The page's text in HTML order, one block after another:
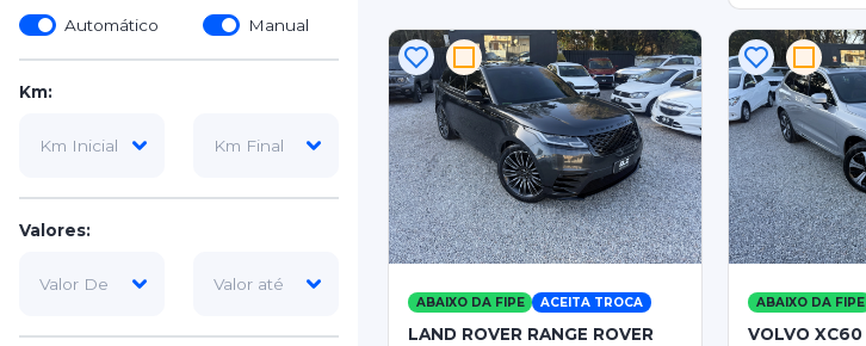
Automático
Manual
Km:
Valores:
ABAIXO DA FIPE ACEITA TROCA
LAND ROVER RANGE ROVER
ABAIXO DA FIPE
VOLVO XC60